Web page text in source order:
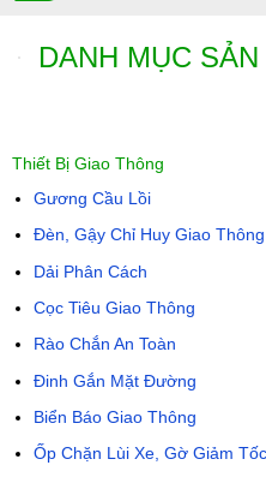
DANH MỤC
Thiết Bị Giao Thông
Gương Cầu Lồi
Đèn, Gậy Chỉ Huy Giao Thông
Dải Phân Cách
Cọc Tiêu Giao Thông
Rào Chắn An Toàn
Đinh Gắn Mặt Đường
Biển Báo Giao Thông
Ốp Chặn Lùi Xe, Gờ Giảm Tốc